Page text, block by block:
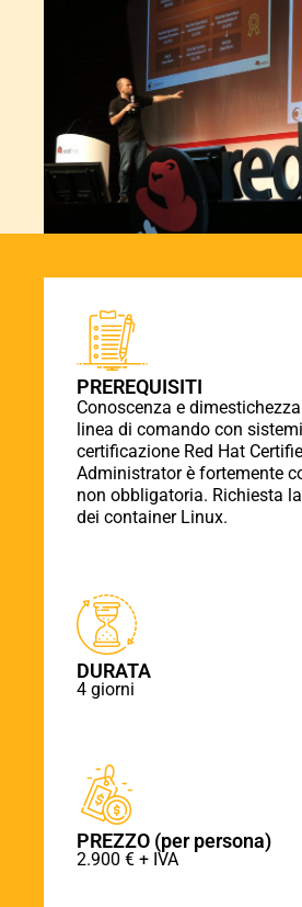
PREREQUISITI
Conoscenza e
linea di comando con
certificazione Red Hat
Administrator è fortemente
non obbligatoria. Richiesta
dei container Linux.
DURATA
4 giorni
PREZZO (per persona)
2.900 € + IVA